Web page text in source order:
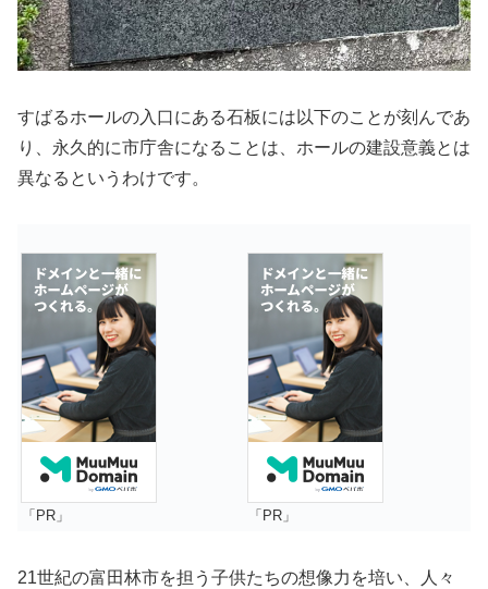
すばるホールの入口にある石板には以下のことが刻んであ
り、永久的に市庁舎になることは、ホールの建設意義とは
異なるというわけです。
「PR」 「PR」
21世紀の富田林市を担う子供たちの想像力を培い、人々